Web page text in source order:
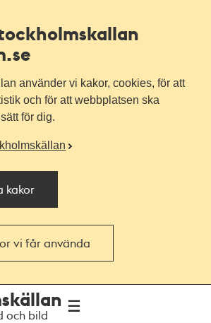
använder vi kakor, cookies, för att
och för att webbplatsen ska
för dig.
kakor
vi får använda
och bild